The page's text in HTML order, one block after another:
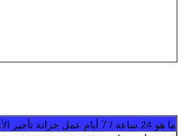
ما هو 24 ساعة / 7 أيام عمل خزانة تأجير الأمتعة؟